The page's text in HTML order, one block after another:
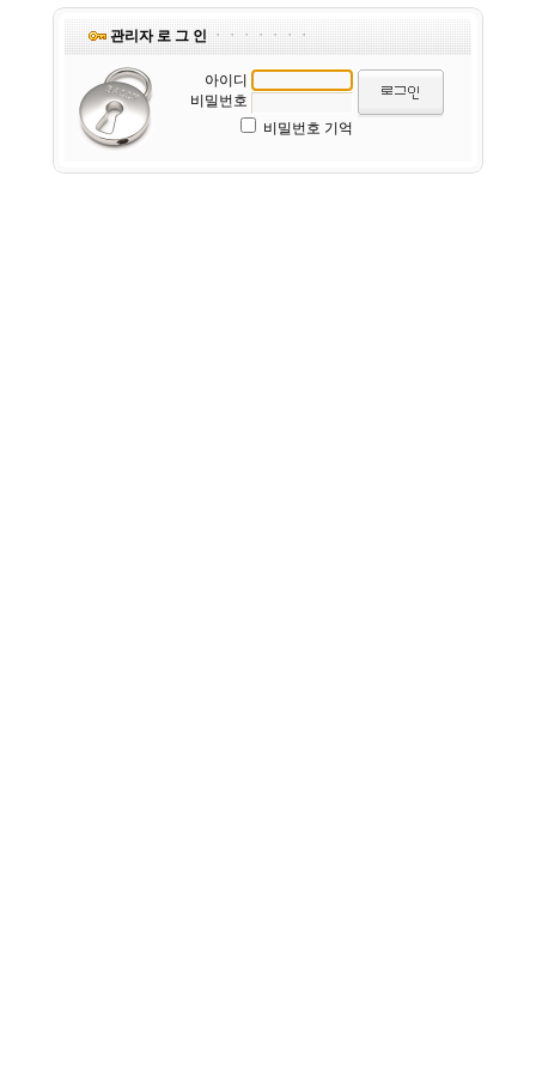
관리자 로 그 인ㆍㆍㆍㆍㆍㆍㆍ
아이디
비밀번호
비밀번호 기억